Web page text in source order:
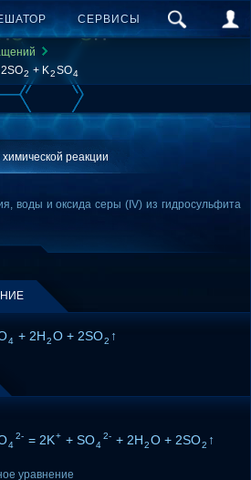
СЕРВИСЫ
2 + K2SO4
реакции
воды и оксида серы (IV) из гидросульфита
4 + 2H2O + 2SO2 ↑
4
2- = 2K+ + SO4
2- + 2H2O + 2SO2 ↑
уравнение